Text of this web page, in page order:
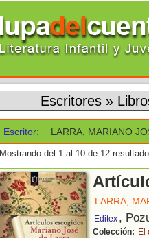
Escritores »
Escritor: LARRA, MARIANO
Mostrando del 1 al 10 de 12
LARRA,
Editex ,
Colección: El